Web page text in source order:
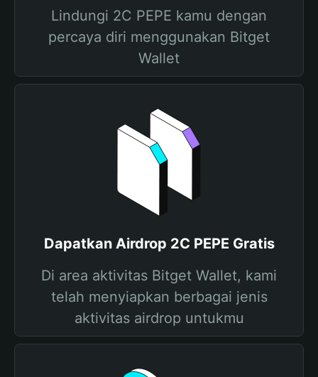
Lindungi 2C PEPE kamu dengan
percaya diri menggunakan Bitget
Wallet
Dapatkan Airdrop 2C PEPE Gratis
Di area aktivitas Bitget Wallet, kami
telah menyiapkan berbagai jenis
aktivitas airdrop untukmu